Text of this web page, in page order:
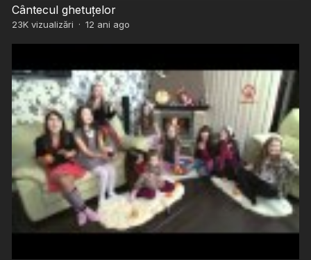
Cântecul ghetuțelor
23Kvizualizări · 12 ani ago